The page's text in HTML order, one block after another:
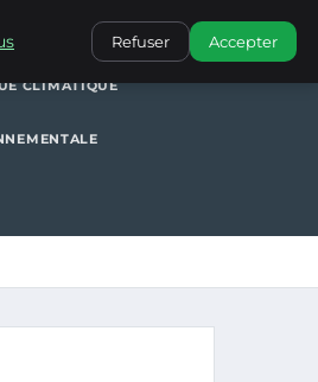
ENVIRONNEMENTALES
CLIMATIQUE
Refuser Accepter